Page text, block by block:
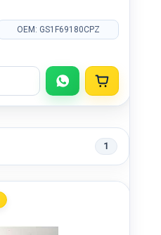
OEM: GS1F69180CPZ
1